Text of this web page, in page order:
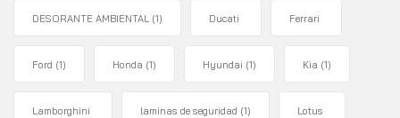
DESORANTE AMBIENTAL (1) Ducati Ferrari
Ford (1) Honda (1) Hyundai (1) Kia (1)
Lamborghini laminas de seguridad (1) Lotus